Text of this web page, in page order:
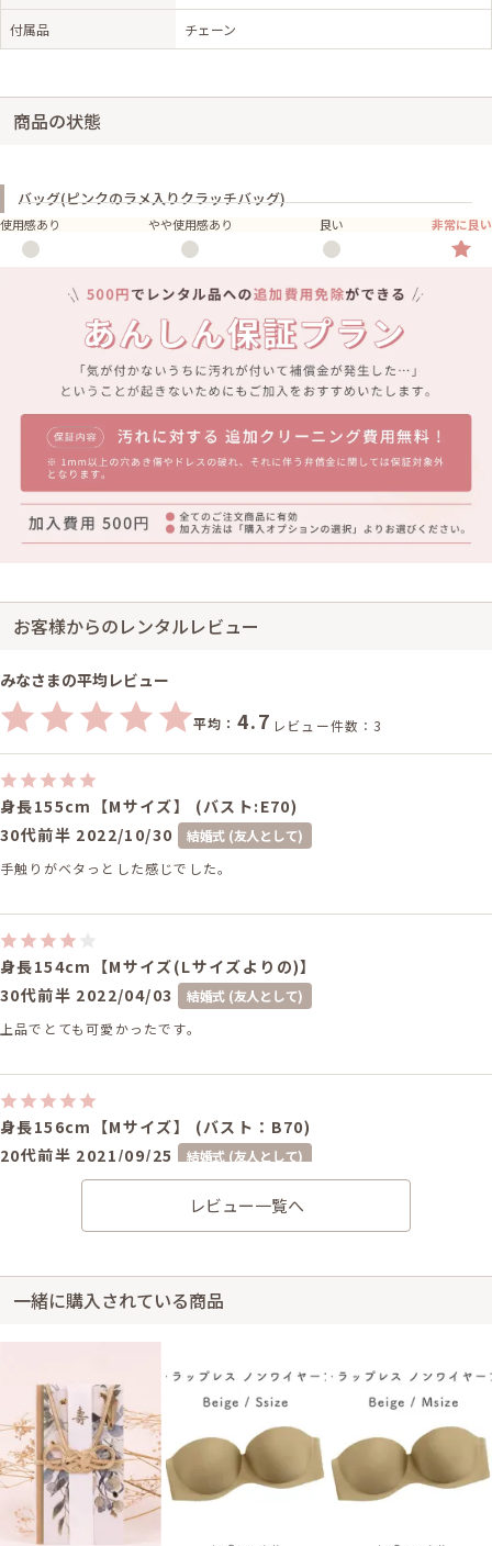
付属品 チェーン
商品の状態
バッグ(ピンクのラメ入りクラッチバッグ)
使用感あり やや使用感あり 良い 非常に良い
お客様からのレンタルレビュー
みなさまの平均レビュー
平均： 4.7 レビュー件数：3
身長155cm【Mサイズ】 (バスト:E70)
30代前半 2022/10/30
結婚式 (友人として)
手触りがベタっとした感じでした。
身長154cm【Mサイズ(Lサイズよりの)】
30代前半 2022/04/03
結婚式 (友人として)
上品でとても可愛かったです。
身長156cm【Mサイズ】 (バスト：B70)
20代前半 2021/09/25
結婚式 (友人として)
満足です。 お世話になりました。 ありがとうございました。
レビュー一覧へ
一緒に購入されている商品